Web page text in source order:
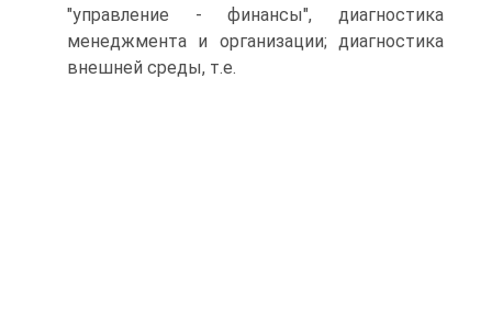
"управление - финансы", диагностика
менеджмента и организации; диагностика
внешней среды, т.е.